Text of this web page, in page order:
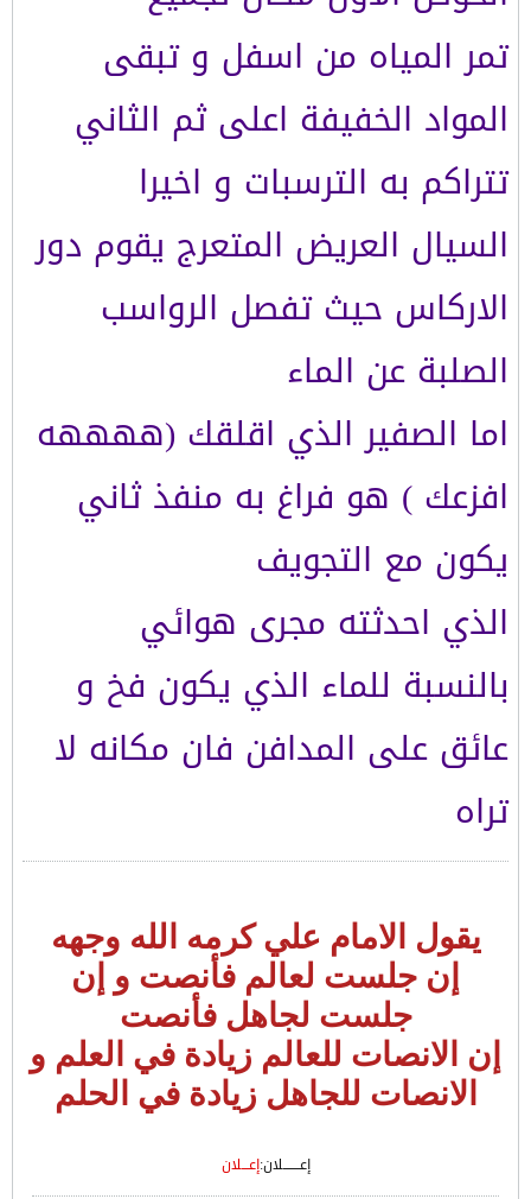
تمر المياه من اسفل و تبقى
المواد الخفيفة اعلى ثم الثاني
تتراكم به الترسبات و اخيرا
السيال العريض المتعرج يقوم دور
الاركاس حيث تفصل الرواسب
الصلبة عن الماء
اما الصفير الذي اقلقك (ههههه
افزعك ) هو فراغ به منفذ ثاني
يكون مع التجويف
الذي احدثته مجرى هوائي
بالنسبة للماء الذي يكون فخ و
عائق على المدافن فان مكانه لا
تراه
يقول الامام علي كرمه الله وجهه
إن جلست لعالم فأنصت و إن
جلست لجاهل فأنصت
إن الانصات للعالم زيادة في العلم و
الانصات للجاهل زيادة في الحلم
​إعـــــــلان:إعـــلان